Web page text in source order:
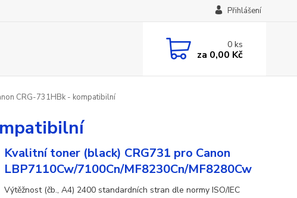
Přihlášení
0ks
za 0,00 Kč
CRG-731HBk - kompatibilní
Kvalitní toner (black) CRG731 pro Canon
LBP7110Cw/7100Cn/MF8230Cn/MF8280Cw
Výtěžnost (čb., A4) 2400 standardních stran dle normy ISO/IEC